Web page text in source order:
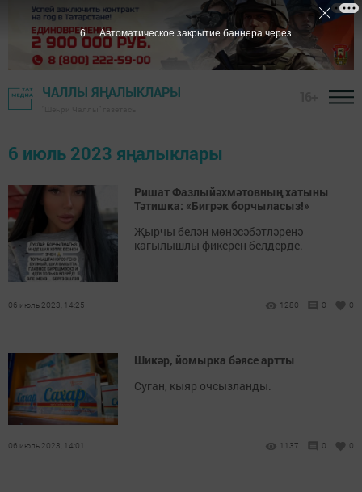
ЧАЛЛЫ ЯҢАЛЫКЛАРЫ
6 июль 2023 яңалыклары
Ришат Фазлыйәхмәтовның хатыны
Тәтишка: «Бигрәк борчыласыз!»
Җырчы белән мөнәсәбәтләренә
кагылышлы фикерен белдерде.
06 июль 2023, 14:25 1280 0 0
Шикәр, йомырка бәясе артты
Суган, кыяр очсызланды.
06 июль 2023, 14:01 1137 0 0
6 Автоматическое закрытие баннера через